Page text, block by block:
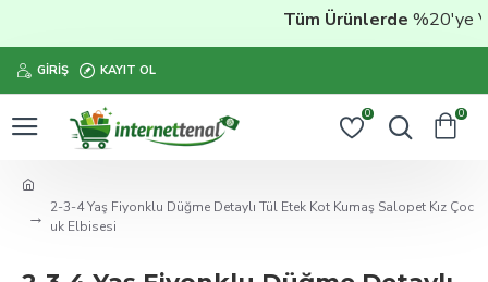
Tüm Ürünlerde%20'ye
GIRIŞ KAYIT OL
0 0
2-3-4 Yaş Fiyonklu Düğme Detaylı Tül Etek Kot Kumaş Salopet Kız Çoc
uk Elbisesi